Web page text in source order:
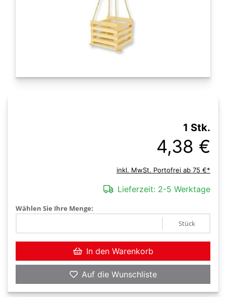
1 Stk.
4,38 €
inkl. MwSt. Portofrei ab 75 €*
Lieferzeit: 2-5 Werktage
Wählen Sie Ihre Menge:
Stück
In den Warenkorb
Auf die Wunschliste